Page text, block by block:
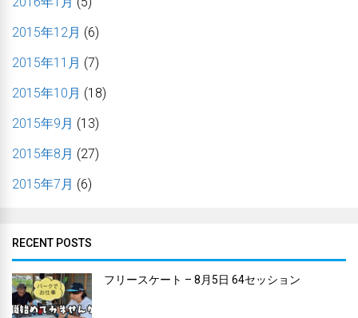
2015年12月 (6)
2015年11月 (7)
2015年10月 (18)
2015年9月 (13)
2015年8月 (27)
2015年7月 (6)
RECENT POSTS
フリースケート – 8月5日 64セッション